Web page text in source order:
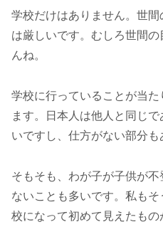
学校だけはありません。世
は厳しいです。むしろ世間
んね。
学校に行っていることが当
ます。日本人は他人と同じ
いですし、仕方がない部分も
そもそも、わが子が子供が
ないことも多いです。私も
校になって初めて見えたもの